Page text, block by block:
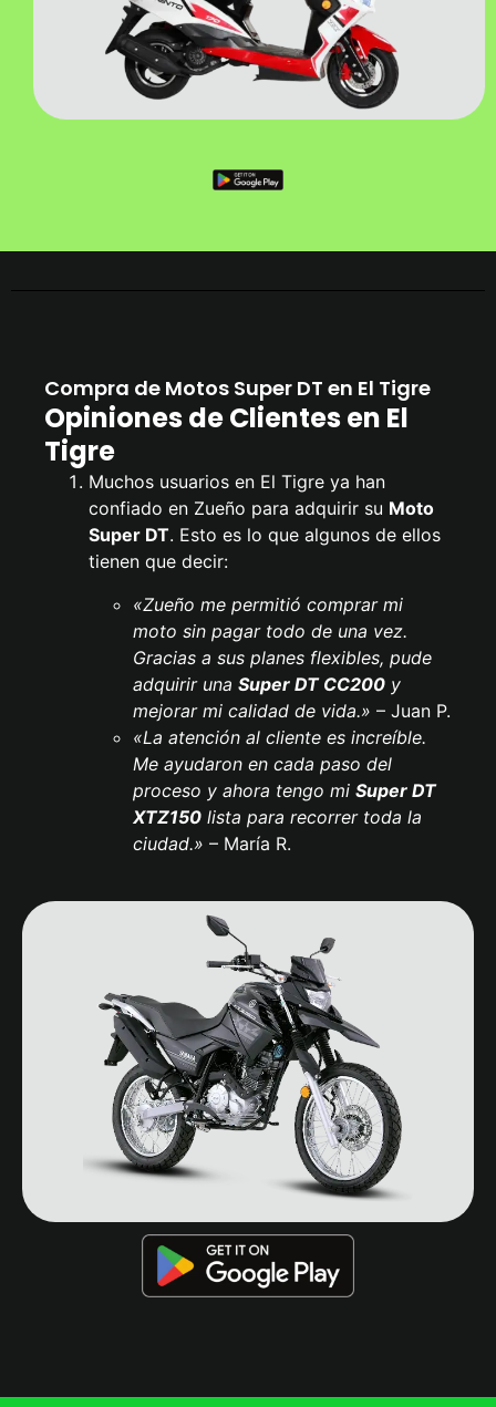
Compra de Motos Super DT en El Tigre
Opiniones de Clientes en El
Tigre
Muchos usuarios en El Tigre ya han
confiado en Zueño para adquirir su Moto
Super DT. Esto es lo que algunos de ellos
tienen que decir:
«Zueño me permitió comprar mi
moto sin pagar todo de una vez.
Gracias a sus planes flexibles, pude
adquirir una Super DT CC200 y
mejorar mi calidad de vida.» – Juan P.
«La atención al cliente es increíble.
Me ayudaron en cada paso del
proceso y ahora tengo mi Super DT
XTZ150 lista para recorrer toda la
ciudad.» – María R.